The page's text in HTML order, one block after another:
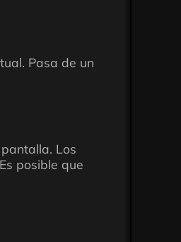
Pasa de un
Los
posible que